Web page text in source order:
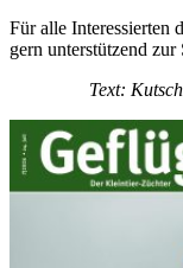
Für alle Interessierten
gern unterstützend zur
Text: